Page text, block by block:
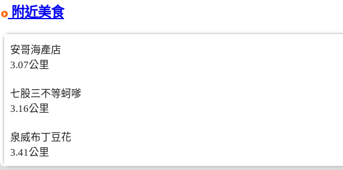
附近美食
安哥海產店
3.07公里
七股三不等蚵嗲
3.16公里
泉威布丁豆花
3.41公里